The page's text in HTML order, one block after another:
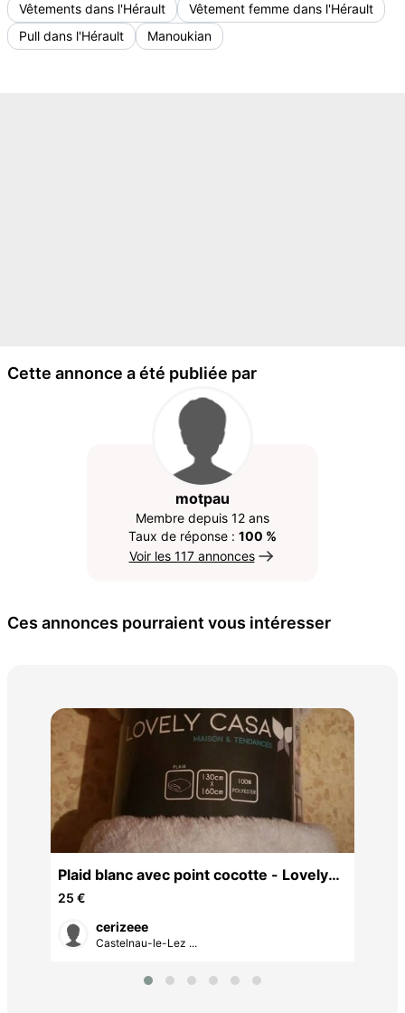
Vêtements dans l'Hérault
Vêtement femme dans l'Hérault
Pull dans l'Hérault
Manoukian
Cette annonce a été publiée par
motpau
Membre depuis 12 ans
Taux de réponse : 100 %
Voir les 117 annonces
Ces annonces pourraient vous intéresser
Plaid blanc avec point cocotte - Lovely
Casa
25 €
cerizeee
Castelnau-le-Lez ...